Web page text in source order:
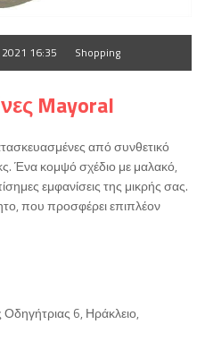
16:35 Shopping
Mayoral
από συνθετικό
Ένα κομψό σχέδιο με μαλακό,
εμφανίσεις της μικρής σας.
που προσφέρει επιπλέον
6, Ηράκλειο,